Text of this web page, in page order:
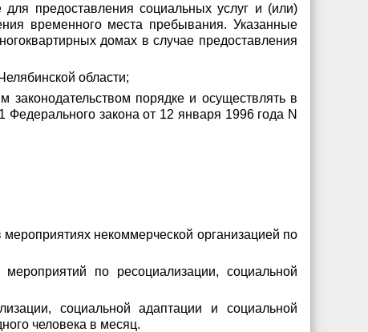
предоставления социальных услуг и (или)
временного места пребывания. Указанные
домах в случае предоставления
области;
порядке и осуществлять в
закона от 12 января 1996 года N
некоммерческой организацией по
по ресоциализации, социальной
социальной адаптации и социальной
человека в месяц.